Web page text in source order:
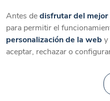
Catálogo
Antes dedisfrutar del
para permitir el
personalización de la web y
aceptar, rechazar o